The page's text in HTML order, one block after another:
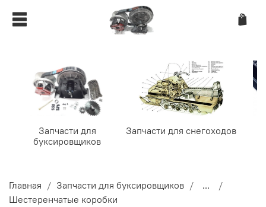
Запчасти для
буксировщиков
Запчасти для снегоходов
Главная Запчасти для буксировщиков
...
Шестеренчатые коробки